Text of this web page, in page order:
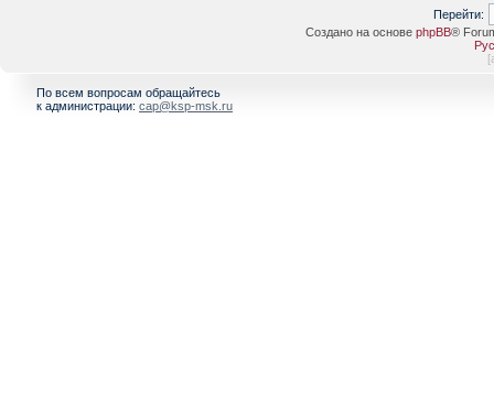
Перейти:
Создано на основе phpBB®
[
По всем вопросам обращайтесь
к администрации: cap@ksp-msk.ru